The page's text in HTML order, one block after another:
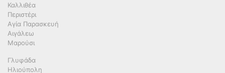
Καλλιθέα
Περιστέρι
Αγία Παρασκευή
Αιγάλεω
Μαρούσι
Γλυφάδα
Ηλιούπολη